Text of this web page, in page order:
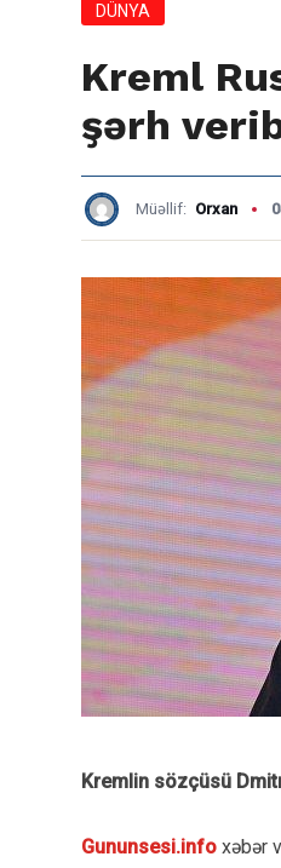
DÜNYA
Kreml
şərh
Müəllif: Orxan
Kremlin sözçüsü
Gununsesi.info xəbər